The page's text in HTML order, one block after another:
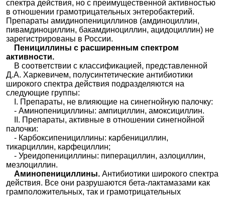
спектра действия, но с преимущественной активностью
в отношении грамотрицательных энтеробактерий.
Препараты амидинопенициллинов (амдиноциллин,
пивамдиноциллин, бакамдиноциллин, ацидоциллин) не
зарегистрированы в России.
Пенициллины с расширенным спектром
активности.
В соответствии с классификацией, представленной
Д.А. Харкевичем, полусинтетические антибиотики
широкого спектра действия подразделяются на
следующие группы:
I. Препараты, не влияющие на синегнойную палочку:
- Аминопенициллины: ампициллин, амоксициллин.
II. Препараты, активные в отношении синегнойной
палочки:
- Карбоксипенициллины: карбенициллин,
тикарциллин, карфециллин;
- Уреидопенициллины: пиперациллин, азлоциллин,
мезлоциллин.
Аминопенициллины.Антибиотики широкого спектра
действия. Все они разрушаются бета-лактамазами как
грамположительных, так и грамотрицательных